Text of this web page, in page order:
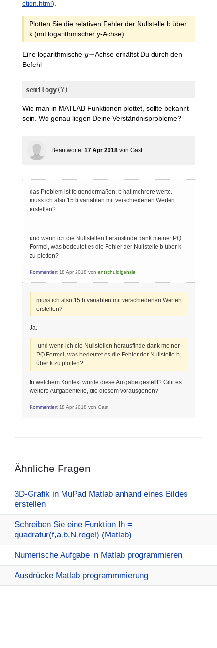
ction.html).
Plotten Sie die relativen Fehler der Nullstelle b über
k (mit logarithmischer y-Achse).
Eine logarithmische y-
y−Achse erhältst Du durch den
Befehl
semilogy(Y)
Wie man in MATLAB Funktionen plottet, sollte bekannt
sein. Wo genau liegen Deine Verständnisprobleme?
Beantwortet 17 Apr 2018 von Gast
das Problem ist folgendermaßen: b hat mehrere werte.
muss ich also 15 b variablen mit verschiedenen Werten
erstellen?
und wenn ich die Nullstellen herausfinde dank meiner PQ
Formel, was bedeutet es die Fehler der Nullstelle b über k
zu plotten?
Kommentiert 18 Apr 2018 von entschuldigensie
muss ich also 15 b variablen mit verschiedenen Werten
erstellen?
Ja.
und wenn ich die Nullstellen herausfinde dank meiner
PQ Formel, was bedeutet es die Fehler der Nullstelle b
über k zu plotten?
In welchem Kontext wurde diese Aufgabe gestellt? Gibt es
weitere Aufgabenteile, die diesem vorausgehen?
Kommentiert 18 Apr 2018 von Gast
Ähnliche Fragen
3D-Grafik in MuPad Matlab anhand eines Bildes
erstellen
Schreiben Sie eine Funktion Ih =
quadratur(f,a,b,N,regel) (Matlab)
Numerische Aufgabe in Matlab programmieren
Ausdrücke Matlab programmmierung